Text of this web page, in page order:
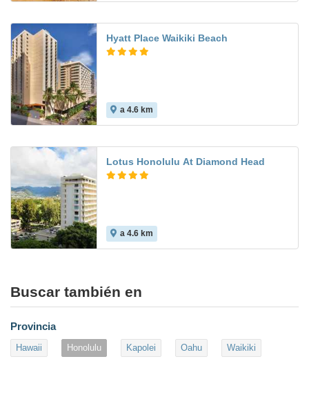
Hyatt Place Waikiki Beach
a 4.6 km
Lotus Honolulu At Diamond Head
a 4.6 km
Buscar también en
Provincia
Hawaii Honolulu Kapolei Oahu Waikiki